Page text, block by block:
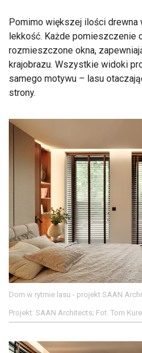
Pomimo większej ilości drewna
lekkość. Każde pomieszczenie
rozmieszczone okna,
krajobrazu. Wszystkie widoki
samego motywu – lasu
strony.
Dom w rytmie lasu - projekt SAAN
Projekt: SAAN Architects; Fot. Tom